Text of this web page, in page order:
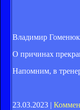
Владимир Гоменюк
О причинах
Напомним, в
23.03.2023 |